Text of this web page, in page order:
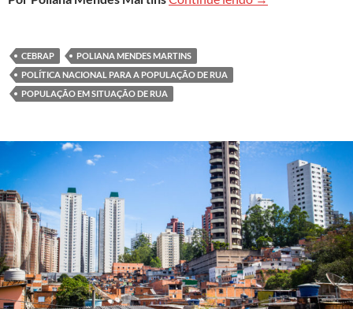
CEBRAP
POLIANA MENDES MARTINS
POLÍTICA NACIONAL PARA A POPULAÇÃO DE RUA
POPULAÇÃO EM SITUAÇÃO DE RUA